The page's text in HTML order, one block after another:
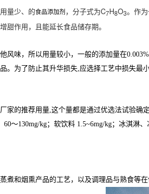
量少、的食品添加剂 ，分子式为C7H8O3。作
甜作用，且能延长食品储存期。
风味，所以用量较小，一般的添加量在
。为了防止其升华损失,应选择工艺中损失最
家的推荐用量,这个量都是通过优选法试验
60～130mg/kg；软饮料 1.5~6mg/kg；冰淇
煮和烟熏产品的工艺，以及调理品与熟食等